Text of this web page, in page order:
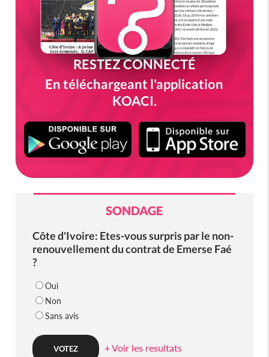
RESTEZ CONNECTÉ
En téléchargeant l'application
KOACI.
SONDAGE
Côte d'Ivoire: Etes-vous surpris par le non-
renouvellement du contrat de Emerse Faé
?
Oui
Non
Sans avis
+ Voir les resultats